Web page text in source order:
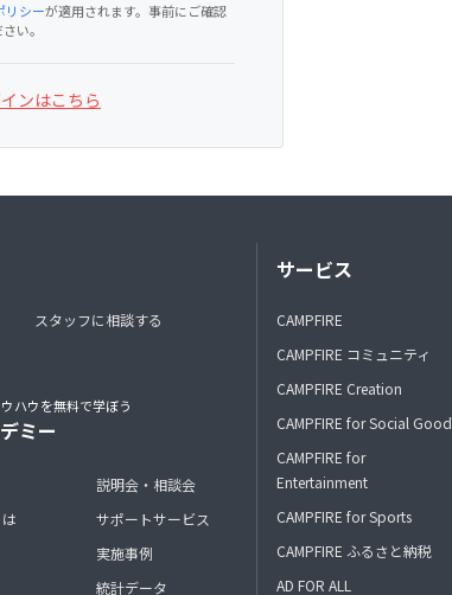
リシーが適用されます。事前にご確認
い。
ンはこちら
スタッフに相談する
ハウを無料で学ぼう
ミー
説明会・相談会
サポートサービス
実施事例
統計データ
サービス
CAMPFIRE
CAMPFIRE コミュニティ
CAMPFIRE Creation
CAMPFIRE for Social Good
CAMPFIRE for
Entertainment
CAMPFIRE for Sports
CAMPFIRE ふるさと納税
AD FOR ALL